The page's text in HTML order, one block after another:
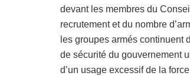
devant les membres du
recrutement et du nombre
les groupes armés continuent
de sécurité du gouvernement
d’un usage excessif de la